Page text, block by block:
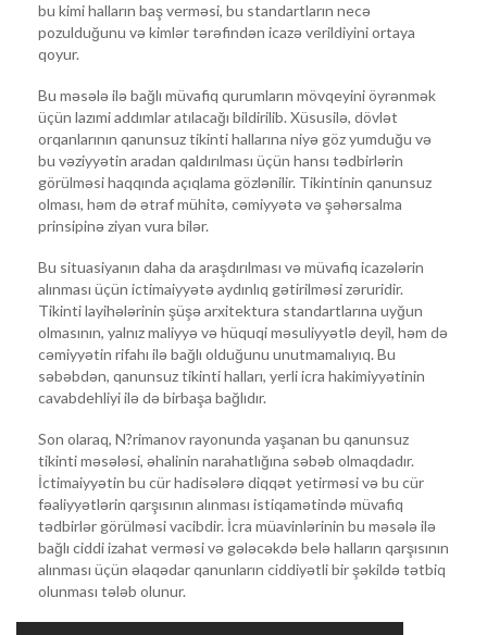
bu kimi halların baş verməsi, bu standartların necə
pozulduğunu və kimlər tərəfindən icazə verildiyini ortaya
qoyur.
Bu məsələ ilə bağlı müvafiq qurumların mövqeyini öyrənmək
üçün lazımi addımlar atılacağı bildirilib. Xüsusilə, dövlət
orqanlarının qanunsuz tikinti hallarına niyə göz yumduğu və
bu vəziyyətin aradan qaldırılması üçün hansı tədbirlərin
görülməsi haqqında açıqlama gözlənilir. Tikintinin qanunsuz
olması, həm də ətraf mühitə, cəmiyyətə və şəhərsalma
prinsipinə ziyan vura bilər.
Bu situasiyanın daha da araşdırılması və müvafiq icazələrin
alınması üçün ictimaiyyətə aydınlıq gətirilməsi zəruridir.
Tikinti layihələrinin şüşə arxitektura standartlarına uyğun
olmasının, yalnız maliyyə və hüquqi məsuliyyətlə deyil, həm də
cəmiyyətin rifahı ilə bağlı olduğunu unutmamalıyıq. Bu
səbəbdən, qanunsuz tikinti halları, yerli icra hakimiyyətinin
cavabdehliyi ilə də birbaşa bağlıdır.
Son olaraq, N?rimanov rayonunda yaşanan bu qanunsuz
tikinti məsələsi, əhalinin narahatlığına səbəb olmaqdadır.
İctimaiyyətin bu cür hadisələrə diqqət yetirməsi və bu cür
fəaliyyətlərin qarşısının alınması istiqamətində müvafiq
tədbirlər görülməsi vacibdir. İcra müavinlərinin bu məsələ ilə
bağlı ciddi izahat verməsi və gələcəkdə belə halların qarşısının
alınması üçün əlaqədar qanunların ciddiyətli bir şəkildə tətbiq
olunması tələb olunur.